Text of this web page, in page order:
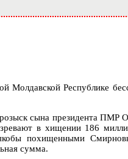
Молдавской Республике
сына президента ПМР
в хищении 186
похищенными
сумма.